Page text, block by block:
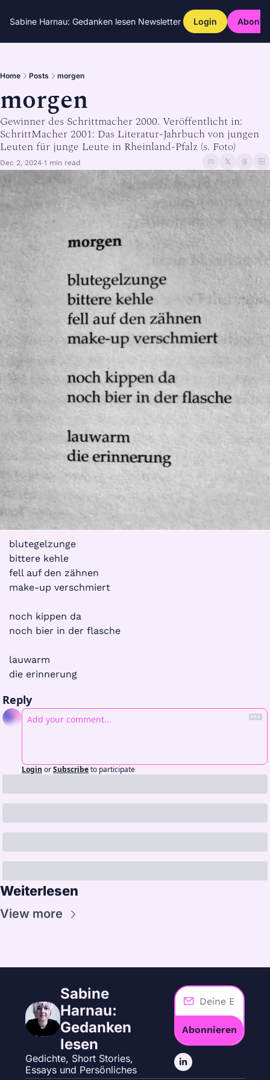
Sabine Harnau: Gedanken lesen Newsletter Login
Home Posts morgen
morgen
Gewinner des Schrittmacher 2000. Veröffentlicht in:
SchrittMacher 2001: Das Literatur-Jahrbuch von jungen
Leuten für junge Leute in Rheinland-Pfalz (s. Foto)
Dec 2, 2024•1 min read
blutegelzunge
bittere kehle
fell auf den zähnen
make-up verschmiert
noch kippen da
noch bier in der flasche
lauwarm
die erinnerung
Reply
Login orSubscribeto participate
Weiterlesen
View more
Sabine
Harnau:
Gedanken
lesen
Gedichte, Short Stories,
Essays und Persönliches
Abonnieren